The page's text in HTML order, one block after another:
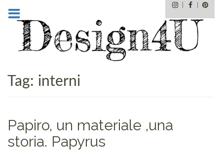
to
content
Instagram
Tag: interni
Papiro, un materiale ,una
storia. Papyrus